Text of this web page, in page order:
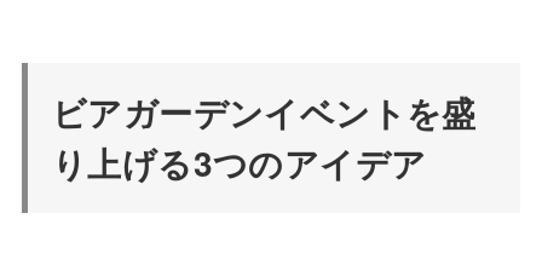
ビアガーデンイベントを盛
り上げる3つのアイデア